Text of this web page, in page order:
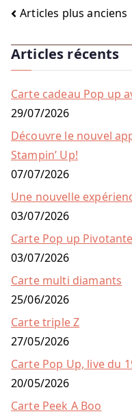
Navigation
des
articles
Articles plus anciens
Articles récents
Carte cadeau Pop up
29/07/2026
Découvre le nouvel
Stampin’ Up!
07/07/2026
Une nouvelle
03/07/2026
Carte Pop up Pivotante
03/07/2026
Carte multi diamants
25/06/2026
Carte triple Z
27/05/2026
Carte Pop Up, live du
20/05/2026
Carte Peek A Boo